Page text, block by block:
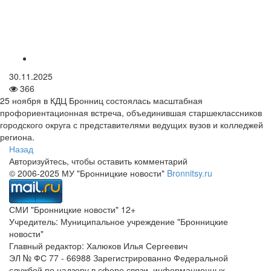
30.11.2025
366
25 ноября в КДЦ Бронниц состоялась масштабная
профориентационная встреча, объединившая старшеклассников
городского округа с представителями ведущих вузов и колледжей
региона.
Назад
Авторизуйтесь, чтобы оставить комментарий
© 2006-2025 МУ "Бронницкие новости" Bronnitsy.ru
СМИ "Бронницкие новости" 12+
Учредитель: Муниципальное учреждение "Бронницкие
новости"
Главный редактор: Халюков Илья Сергеевич
ЭЛ № ФС 77 - 66988 Зарегистрированно Федеральной